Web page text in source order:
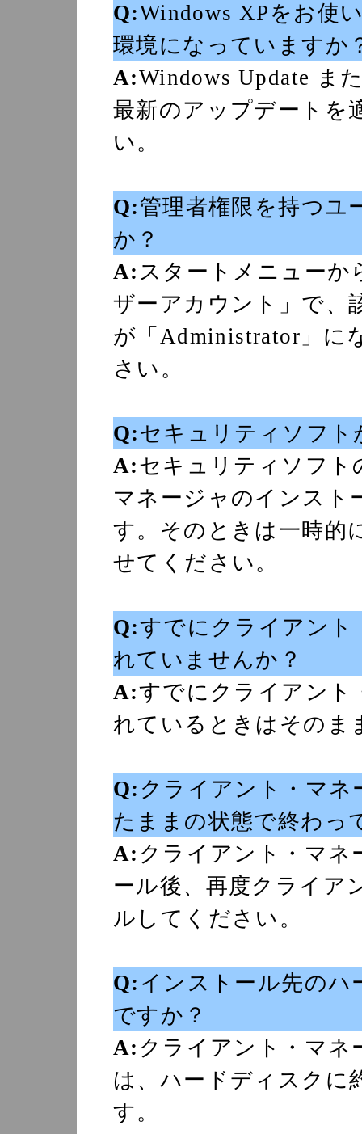
Q:Windows XPをお使
環境になっていますか
A:Windows Update ま
最新のアップデートを
い。
Q:管理者権限を持つユ
か？
A: スタートメニューか
ザーアカウント」で、
が「Administrator」に
さい。
Q:セキュリティソフ
A:セキュリティソフト
マネージャのインスト
す。そのときは一時的
せてください。
Q:すでにクライアント
れていませんか？
A:すでにクライアント
れているときはそのま
Q: クライアント・マ
たままの状態で終わっ
A: クライアント・マ
ール後、再度クライア
ルしてください。
Q: インストール先のハ
ですか？
A: クライアント・マ
は、ハードディスクに
す。